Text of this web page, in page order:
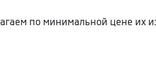
по минимальной цене их